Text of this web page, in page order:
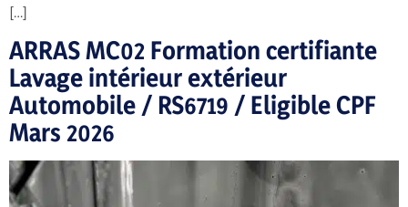
[…]
ARRAS MC02 Formation certifiante
Lavage intérieur extérieur
Automobile / RS6719 / Eligible CPF
Mars 2026